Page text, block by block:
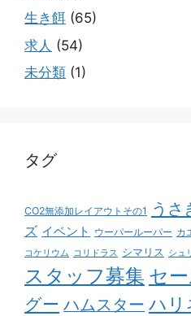
生き餌 (65)
求人 (54)
未分類 (1)
タグ
CO2無添加レイアウトその1 うさ
ズ イベント ウーパールーパー カ
コケリウム コリドラス シマリス シュ
スタッフ募集 セ
グー ハムスター ハリ